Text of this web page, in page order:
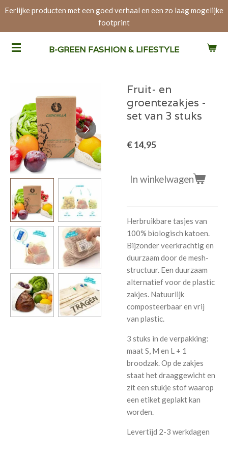
Ga
naar
de
B-GREEN FASHION & LIFESTYLE
Eerlijke producten met een goed verhaal en een zo laag mogelijke
footprint
Fruit- en
groentezakjes -
set van 3 stuks
€ 14,95
In winkelwagen
Herbruikbare tasjes van
100% biologisch katoen.
Bijzonder veerkrachtig en
duurzaam door de mesh-
structuur. Een duurzaam
alternatief voor de plastic
zakjes. Natuurlijk
composteerbaar en vrij
van plastic.
3 stuks in de verpakking:
maat S, M en L + 1
broodzak. Op de zakjes
staat het draaggewicht en
zit een stukje stof waarop
een etiket geplakt kan
worden.
Levertijd 2-3 werkdagen